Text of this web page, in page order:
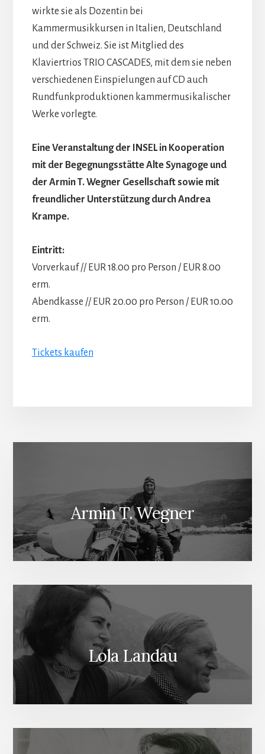
wirkte sie als Dozentin bei
Kammermusikkursen in Italien, Deutschland
und der Schweiz. Sie ist Mitglied des
Klaviertrios TRIO CASCADES, mit dem sie neben
verschiedenen Einspielungen auf CD auch
Rundfunkproduktionen kammermusikalischer
Werke vorlegte.
Eine Veranstaltung der INSEL in Kooperation
mit der Begegnungsstätte Alte Synagoge und
der Armin T. Wegner Gesellschaft sowie mit
freundlicher Unterstützung durch Andrea
Krampe.
Eintritt:
Vorverkauf // EUR 18.00 pro Person / EUR 8.00
erm.
Abendkasse // EUR 20.00 pro Person / EUR 10.00
erm.
Tickets kaufen
Armin T. Wegner
Lola Landau